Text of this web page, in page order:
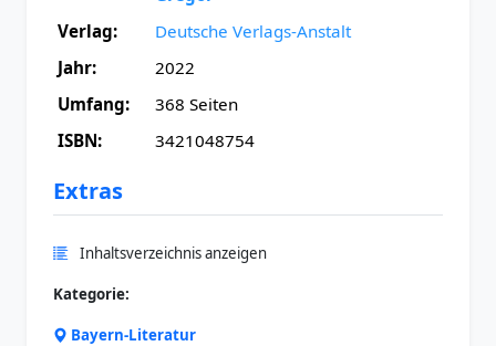
Verlag:
Deutsche Verlags-Anstalt
Jahr:
2022
Umfang:
368 Seiten
ISBN:
3421048754
Extras
Inhaltsverzeichnis anzeigen
Kategorie:
Bayern-Literatur